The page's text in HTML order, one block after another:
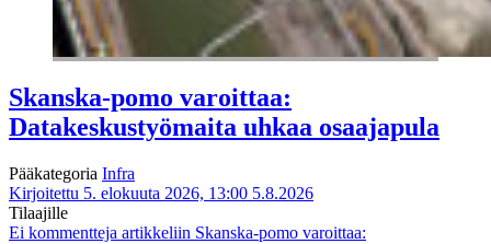
Skanska-pomo varoittaa:
Datakeskustyömaita uhkaa osaajapula
Pääkategoria Infra
Kirjoitettu 5. elokuuta 2026, 13:00 5.8.2026
Tilaajille
Ei kommentteja artikkeliin Skanska-pomo varoittaa: